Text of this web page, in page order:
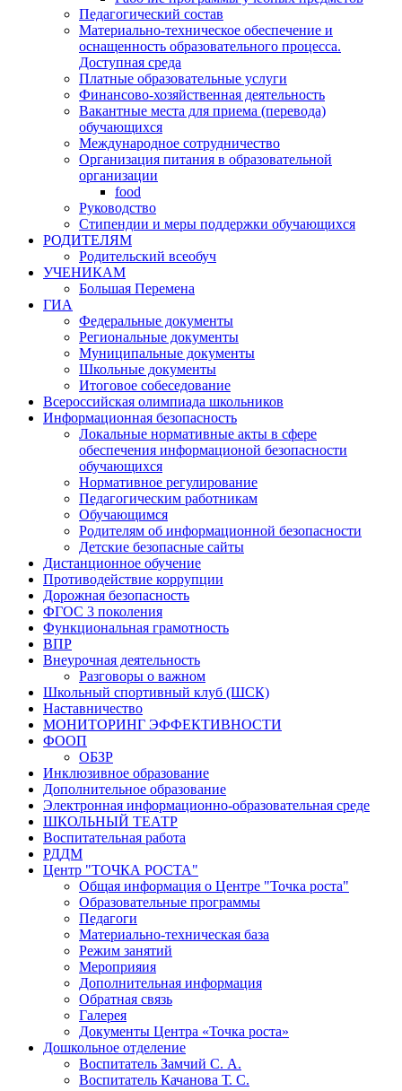
Педагогический состав
Материально-техническое обеспечение и
оснащенность образовательного процесса.
Доступная среда
Платные образовательные услуги
Финансово-хозяйственная деятельность
Вакантные места для приема (перевода)
обучающихся
Международное сотрудничество
Организация питания в образовательной
организации
food
Руководство
Стипендии и меры поддержки обучающихся
РОДИТЕЛЯМ
Родительский всеобуч
УЧЕНИКАМ
Большая Перемена
ГИА
Федеральные документы
Региональные документы
Муниципальные документы
Школьные документы
Итоговое собеседование
Всероссийская олимпиада школьников
Информационная безопасность
Локальные нормативные акты в сфере
обеспечения информационой безопасности
обучающихся
Нормативное регулирование
Педагогическим работникам
Обучающимся
Родителям об информационной безопасности
Детские безопасные сайты
Дистанционное обучение
Противодействие коррупции
Дорожная безопасность
ФГОС 3 поколения
Функциональная грамотность
ВПР
Внеурочная деятельность
Разговоры о важном
Школьный спортивный клуб (ШСК)
Наставничество
МОНИТОРИНГ ЭФФЕКТИВНОСТИ
ФООП
ОБЗР
Инклюзивное образование
Дополнительное образование
Электронная информационно-образовательная среде
ШКОЛЬНЫЙ ТЕАТР
Воспитательная работа
РДДМ
Центр "ТОЧКА РОСТА"
Общая информация о Центре "Точка роста"
Образовательные программы
Педагоги
Материально-техническая база
Режим занятий
Мероприяия
Дополнительная информация
Обратная связь
Галерея
Документы Центра «Точка роста»
Дошкольное отделение
Воспитатель Замчий С. А.
Воспитатель Качанова Т. С.